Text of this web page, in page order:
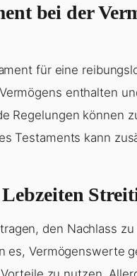
bei der
für eine
enthalten
Regelungen können
Testaments kann
den Nachlass
es, Vermögenswerte